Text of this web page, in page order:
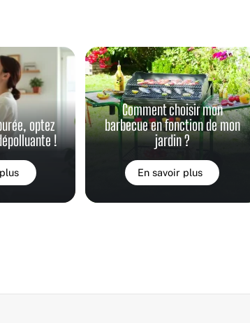
optez
!
Comment choisir mon
barbecue en fonction de mon
jardin ?
En savoir plus